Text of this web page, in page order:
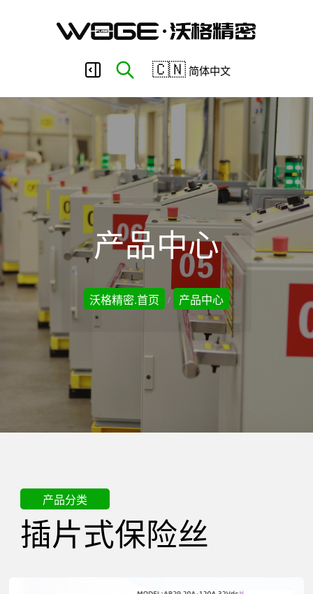
莞
市
沃
格
精
电
器
有
🇨🇳 简体中文
产品中心
沃格精密.首页 / 产品中心
产品分类
插片式保险丝